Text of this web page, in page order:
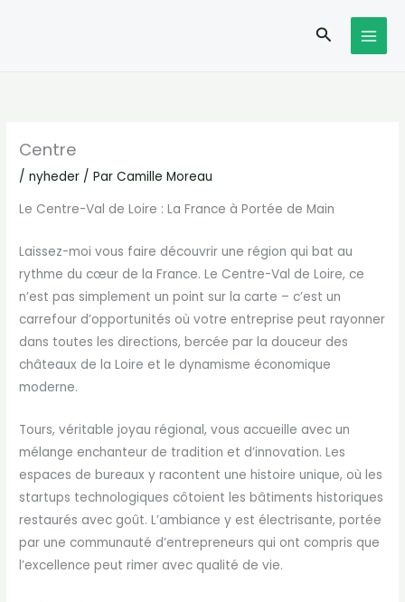
Centre
/nyheder / ParCamille Moreau
Le Centre-Val de Loire : La France à Portée de Main
Laissez-moi vous faire découvrir une région qui bat au
rythme du cœur de la France. Le Centre-Val de Loire, ce
n’est pas simplement un point sur la carte – c’est un
carrefour d’opportunités où votre entreprise peut rayonner
dans toutes les directions, bercée par la douceur des
châteaux de la Loire et le dynamisme économique
moderne.
Tours, véritable joyau régional, vous accueille avec un
mélange enchanteur de tradition et d’innovation. Les
espaces de bureaux y racontent une histoire unique, où les
startups technologiques côtoient les bâtiments historiques
restaurés avec goût. L’ambiance y est électrisante, portée
par une communauté d’entrepreneurs qui ont compris que
l’excellence peut rimer avec qualité de vie.